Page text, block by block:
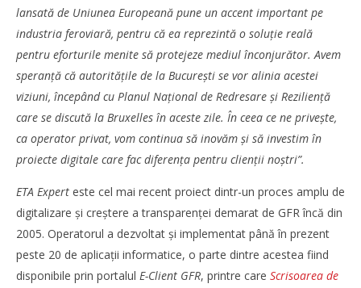
lansată de Uniunea Europeană pune un accent important pe
industria feroviară, pentru că ea reprezintă o soluție reală
pentru eforturile menite să protejeze mediul înconjurător. Avem
speranță că autoritățile de la București se vor alinia acestei
viziuni, începând cu Planul Național de Redresare și Reziliență
care se discută la Bruxelles în aceste zile. În ceea ce ne privește,
ca operator privat, vom continua să inovăm și să investim în
proiecte digitale care fac diferența pentru clienții noștri”.
ETA Expert este cel mai recent proiect dintr-un proces amplu de
digitalizare și creștere a transparenței demarat de GFR încă din
2005. Operatorul a dezvoltat și implementat până în prezent
peste 20 de aplicații informatice, o parte dintre acestea fiind
disponibile prin portalul E-Client GFR, printre care Scrisoarea de